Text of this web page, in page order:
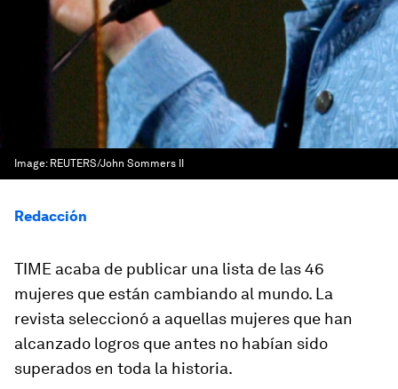
Image: REUTERS/John Sommers II
Redacción
TIME acaba de publicar una lista de las 46
mujeres que están cambiando al mundo. La
revista seleccionó a aquellas mujeres que han
alcanzado logros que antes no habían sido
superados en toda la historia.